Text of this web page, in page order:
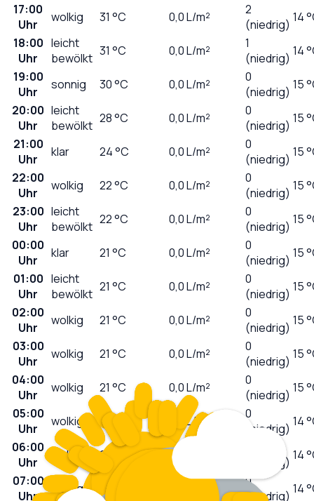
17:00
Uhr
wolkig 31 °C 0,0L/m²
2
(niedrig) 14
18:00
Uhr
leicht
bewölkt 31 °C 0,0L/m²
1
(niedrig) 14
19:00
Uhr
sonnig 30°C 0,0L/m²
0
(niedrig) 15
20:00
Uhr
leicht
bewölkt 28°C 0,0L/m²
0
(niedrig) 15
21:00
Uhr
klar 24°C 0,0L/m²
0
(niedrig) 15
22:00
Uhr
wolkig 22°C 0,0L/m²
0
(niedrig) 15
23:00
Uhr
leicht
bewölkt 22°C 0,0L/m²
0
(niedrig) 15
00:00
Uhr
klar 21 °C 0,0L/m²
0
(niedrig) 15
01:00
Uhr
leicht
bewölkt 21 °C 0,0L/m²
0
(niedrig) 15
02:00
Uhr
wolkig 21 °C 0,0L/m²
0
(niedrig) 15
03:00
Uhr
wolkig 21 °C 0,0L/m²
0
(niedrig) 15
04:00
Uhr
wolkig 21 °C 0,0L/m²
0
(niedrig) 15
05:00
Uhr
wolkig 21 L/m²
0
(niedrig) 14
06:00
Uhr
wolkig 21 0,0
(niedrig) 14
07:00
Uhr
wolkig 21
0
(niedrig) 14